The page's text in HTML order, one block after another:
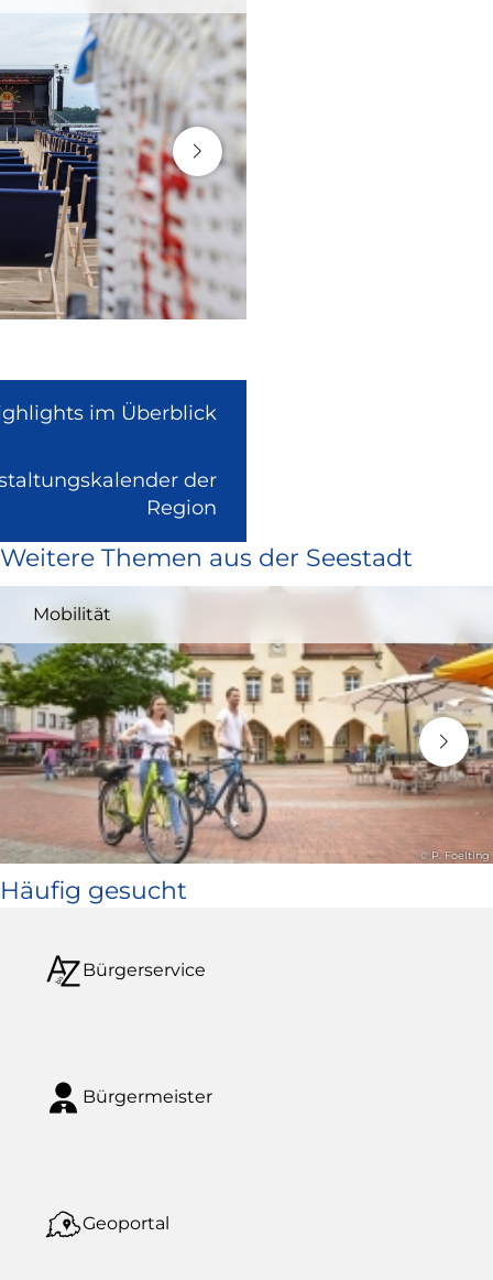
im Überblick
der
Region
extern
und
in
neuem
Fenster)
Weitere Themen aus der Seestadt
Mobilität
© P. Foelting
Häufig gesucht
Bürgerservice
Bürgermeister
Geoportal